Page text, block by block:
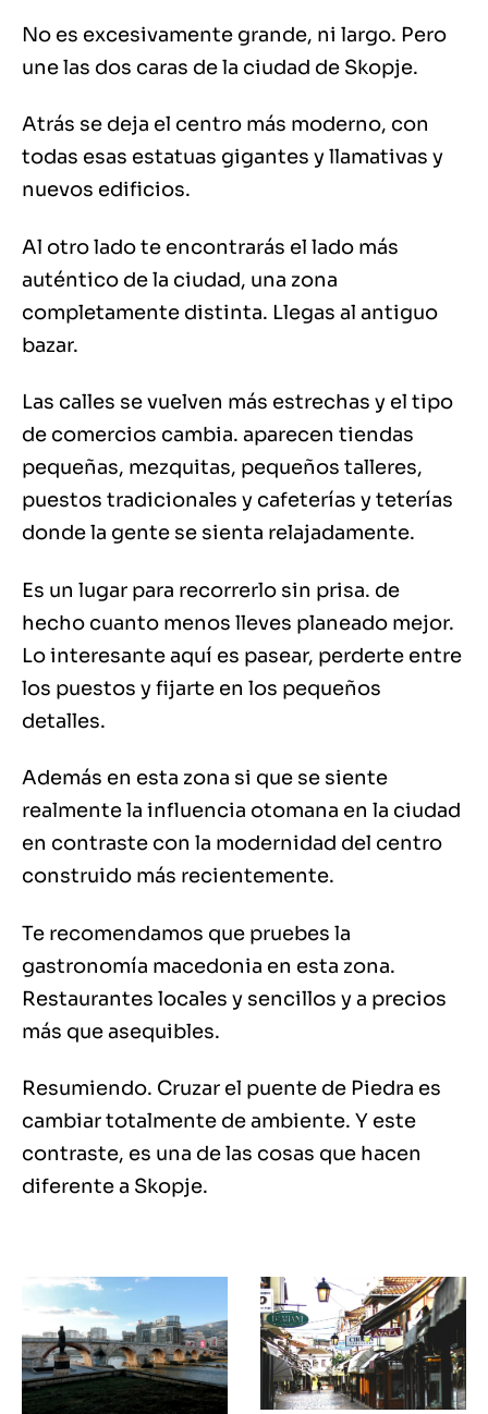
No es excesivamente grande, ni largo. Pero
une las dos caras de la ciudad de Skopje.
Atrás se deja el centro más moderno, con
todas esas estatuas gigantes y llamativas y
nuevos edificios.
Al otro lado te encontrarás el lado más
auténtico de la ciudad, una zona
completamente distinta. Llegas al antiguo
bazar.
Las calles se vuelven más estrechas y el tipo
de comercios cambia. aparecen tiendas
pequeñas, mezquitas, pequeños talleres,
puestos tradicionales y cafeterías y teterías
donde la gente se sienta relajadamente.
Es un lugar para recorrerlo sin prisa. de
hecho cuanto menos lleves planeado mejor.
Lo interesante aquí es pasear, perderte entre
los puestos y fijarte en los pequeños
detalles.
Además en esta zona si que se siente
realmente la influencia otomana en la ciudad
en contraste con la modernidad del centro
construido más recientemente.
Te recomendamos que pruebes la
gastronomía macedonia en esta zona.
Restaurantes locales y sencillos y a precios
más que asequibles.
Resumiendo. Cruzar el puente de Piedra es
cambiar totalmente de ambiente. Y este
contraste, es una de las cosas que hacen
diferente a Skopje.